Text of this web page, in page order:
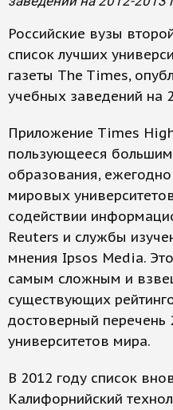
Российские вузы
список лучших
газеты The Times,
учебных заведений на
Приложение Times
пользующееся
образования,
мировых
содействии
Reuters и службы
мнения Ipsos Media.
самым сложным и
существующих
достоверный перечень
университетов мира.
В 2012 году список
Калифорнийский